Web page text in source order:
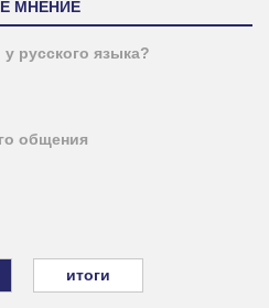
МНЕНИЕ
русского языка?
общения
итоги